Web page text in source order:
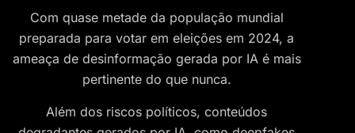
Com quase metade da população mundial
preparada para votar em eleições em 2024, a
ameaça de desinformação gerada por IA é mais
pertinente do que nunca.
Além dos riscos políticos, conteúdos